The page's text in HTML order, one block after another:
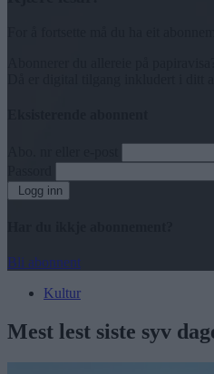
Logg inn
Bli abonnent
Kultur
Mest lest siste syv